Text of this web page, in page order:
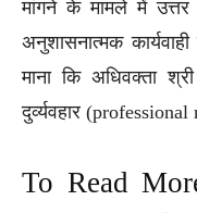
मांगने के मामले में
अनुशासनात्मक
माना कि अधिवक्ता
दुर्व्यवहार
To Read